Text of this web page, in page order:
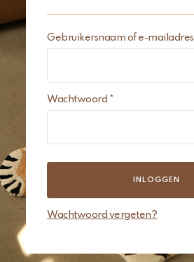
Gebruikersnaam of e-mailadres
Wachtwoord *
INLOGGEN
Wachtwoord vergeten?